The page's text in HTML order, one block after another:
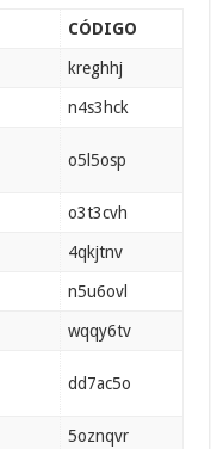
CÓDIGO
kreghhj
n4s3hck
o5l5osp
o3t3cvh
4qkjtnv
n5u6ovl
wqqy6tv
dd7ac5o
5oznqvr